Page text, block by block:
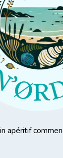
apéritif